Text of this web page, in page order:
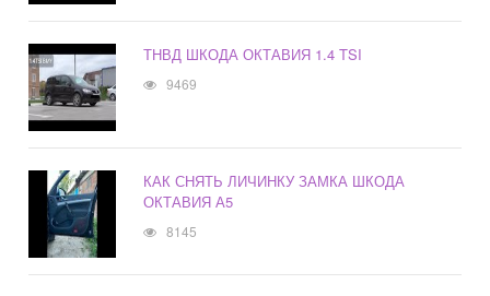
ТНВД ШКОДА ОКТАВИЯ 1.4 TSI
9469
КАК СНЯТЬ ЛИЧИНКУ ЗАМКА ШКОДА
ОКТАВИЯ А5
8145